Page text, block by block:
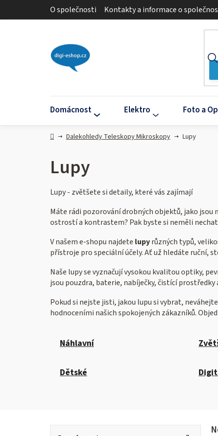
O společnosti Kontakty a informace o
Domácnost Elektro Foto a
DomůDalekohledy Teleskopy Mikroskopy Lupy
Lupy
Lupy - zvětšete si detaily, které vás zajímají
Máte rádi pozorování drobných objektů, jako
ostrostí a kontrastem? Pak byste si neměli
V našem e-shopu najdete lupyrůzných typů,
přístroje pro speciální účely. Ať už hledáte ruční,
Naše lupy se vyznačují vysokou kvalitou optiky,
jsou pouzdra, baterie, nabíječky, čistící
Pokud si nejste jisti, jakou lupu si vybrat,
hodnoceními našich spokojených zákazníků.
Náhlavní
Dětské
K
V